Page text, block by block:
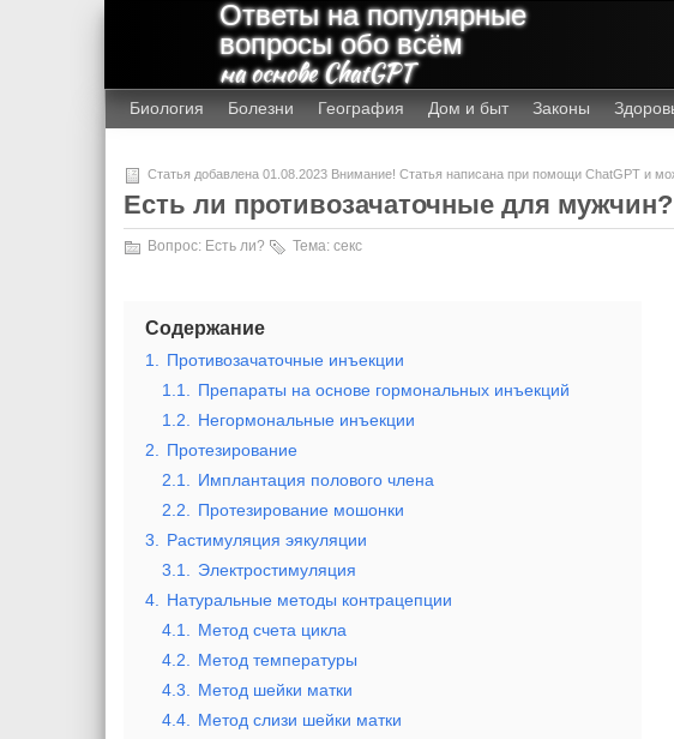
Ответы на популярные
вопросы обо всём
на основе ChatGPT
Биология Болезни География Дом и быт Законы
Статья добавлена 01.08.2023 Внимание! Статья написана при помощи ChatGPT и
Есть ли противозачаточные для мужчин?
Вопрос: Есть ли? Тема: секс
Содержание
1.
Противозачаточные инъекции
1.1.
Препараты на основе гормональных инъекций
1.2.
Негормональные инъекции
2.
Протезирование
2.1.
Имплантация полового члена
2.2.
Протезирование мошонки
3.
Растимуляция эякуляции
3.1.
Электростимуляция
4.
Натуральные методы контрацепции
4.1.
Метод счета цикла
4.2.
Метод температуры
4.3.
Метод шейки матки
4.4.
Метод слизи шейки матки